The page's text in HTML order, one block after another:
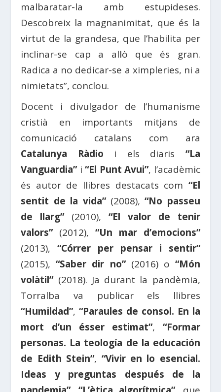
malbaratar-la amb estupideses.
Descobreix la magnanimitat, que és la
virtut de la grandesa, que l’habilita per
inclinar-se cap a allò que és gran.
Radica a no dedicar-se a ximpleries, ni a
nimietats”, conclou.
Docent i divulgador de l’humanisme
cristià en importants mitjans de
comunicació catalans com ara
Catalunya Ràdio i els diaris “La
Vanguardia”i“El Punt Avui”, l’acadèmic
és autor de llibres destacats com “El
sentit de la vida” (2008),“No passeu
de llarg”(2010),“El valor de tenir
valors” (2012), “Un mar d’emocions”
(2013),“Córrer per pensar i sentir”
(2015), “Saber dir no”(2016) o “Món
volàtil”(2018). Ja durant la pandèmia,
Torralba va publicar els llibres
“Humildad”,“Paraules de consol. En la
mort d’un ésser estimat”, “Formar
personas. La teología de la educación
de Edith Stein”, “Vivir en lo esencial.
Ideas y preguntas después de la